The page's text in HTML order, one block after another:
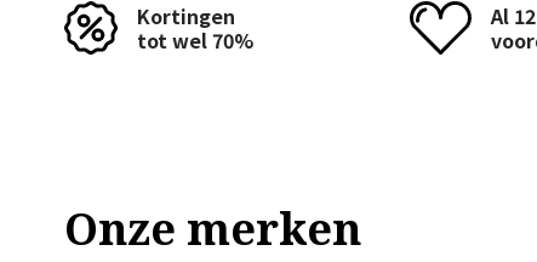
Kortingen
tot wel 70%
Al
Onze merken